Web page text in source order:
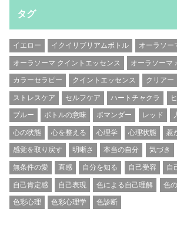
タグ
イエロー イクイリブリアムボトル オーラソー
オーラソーマ クイントエッセンス オーラソーマ
カラーセラピー クイントエッセンス クリアー
ストレスケア セルフケア ハートチャクラ
ブルー ボトルの意味 ポマンダー レッド
心の状態 心を整える 心理学 心理状態 惹
感覚を取り戻す 明晰さ 本当の自分 気づき
無条件の愛 直感 自分を知る 自己受容 自
自己肯定感 自己表現 色による自己理解 色
色彩心理 色彩心理学 色診断